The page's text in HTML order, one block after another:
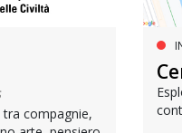
compagnie,